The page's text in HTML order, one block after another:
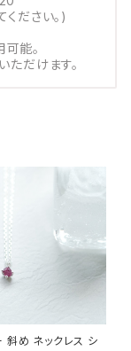
ださい。)
能。
ただけます。
斜め ネックレス シ